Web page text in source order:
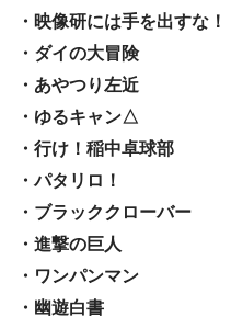
・映像研には手を出すな！
・ダイの大冒険
・あやつり左近
・ゆるキャン△
・行け！稲中卓球部
・パタリロ！
・ブラッククローバー
・進撃の巨人
・ワンパンマン
・幽遊白書